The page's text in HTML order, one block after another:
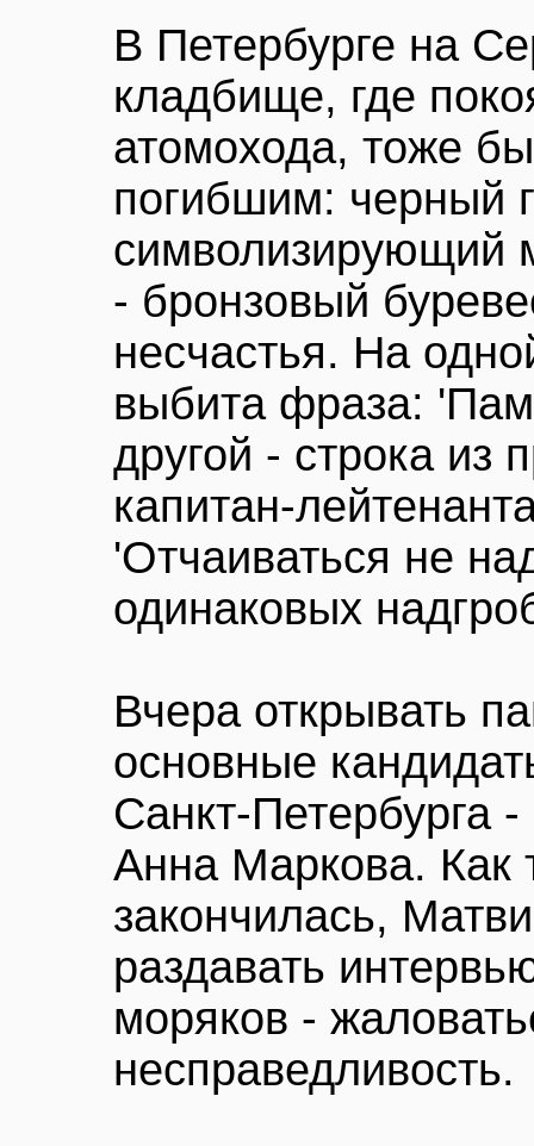
В Петербурге на
кладбище, где
атомохода, тоже
погибшим: черный
символизирующий
- бронзовый
несчастья. На
выбита фраза:
другой - строка из
капитан-
'Отчаиваться не
одинаковых
Вчера открывать
основные
Санкт-Петербурга
Анна Маркова. Как
закончилась,
раздавать
моряков -
несправедливость.